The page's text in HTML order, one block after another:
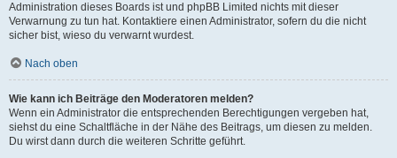
Administration dieses Boards ist und phpBB Limited nichts mit dieser
Verwarnung zu tun hat. Kontaktiere einen Administrator, sofern du die nicht
sicher bist, wieso du verwarnt wurdest.
Nach oben
Wie kann ich Beiträge den Moderatoren melden?
Wenn ein Administrator die entsprechenden Berechtigungen vergeben hat,
siehst du eine Schaltfläche in der Nähe des Beitrags, um diesen zu melden.
Du wirst dann durch die weiteren Schritte geführt.